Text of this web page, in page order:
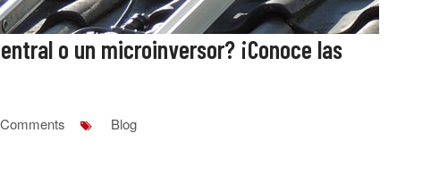
o un microinversor? ¡Conoce las
Blog